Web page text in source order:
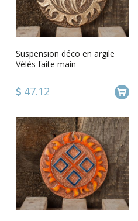
Suspension déco en argile
Vélès faite main
47.12